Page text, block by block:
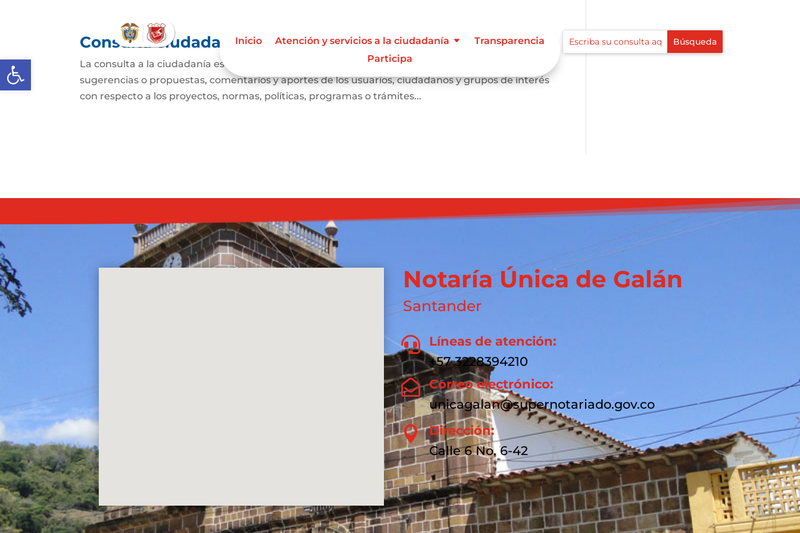
Abrir barra de herramientas
Inicio Atención y servicios a la ciudadanía
Transparencia
Participa
Consulta ciudadana
La consulta a la ciudadanía es un mecanismo de participación que busca conocer las opiniones,
sugerencias o propuestas, comentarios y aportes de los usuarios, ciudadanos y grupos de interés
con respecto a los proyectos, normas, políticas, programas o trámites...
Notaría Única de Galán
Santander

Líneas de atención:
+57 3228394210
 Correo electrónico:
unicagalan@supernotariado.gov.co
 Dirección:
Calle 6 No. 6-42